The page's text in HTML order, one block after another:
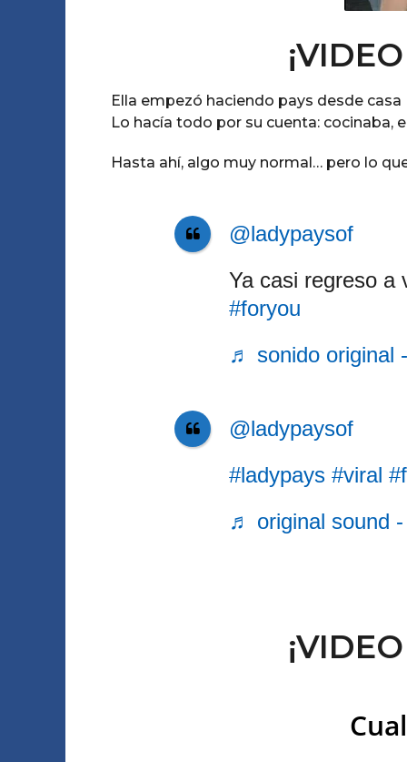
Ella empezó haciendo pays desde
Lo hacía todo por su cuenta: cocinaba,
Hasta ahí, algo muy normal… pero lo
@ladypaysof
Ya casi regreso a
#foryou
♬ sonido original
@ladypaysof
#ladypays #viral
♬ original sound -